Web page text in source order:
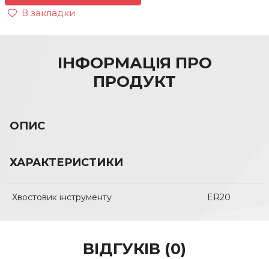
В закладки
ІНФОРМАЦІЯ ПРО
ПРОДУКТ
ОПИС
ХАРАКТЕРИСТИКИ
Хвостовик інструменту ER20
ВІДГУКІВ (0)